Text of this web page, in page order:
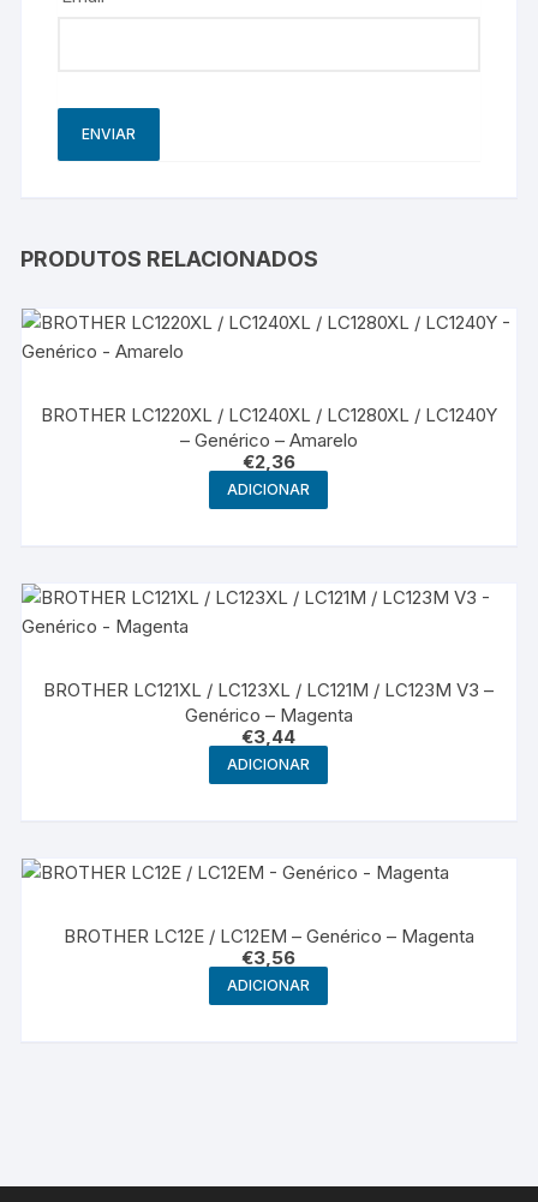
PRODUTOS RELACIONADOS
BROTHER LC1220XL / LC1240XL / LC1280XL / LC1240Y
– Genérico – Amarelo
€2,36
ADICIONAR
BROTHER LC121XL / LC123XL / LC121M / LC123M V3 –
Genérico – Magenta
€3,44
ADICIONAR
BROTHER LC12E / LC12EM – Genérico – Magenta
€3,56
ADICIONAR